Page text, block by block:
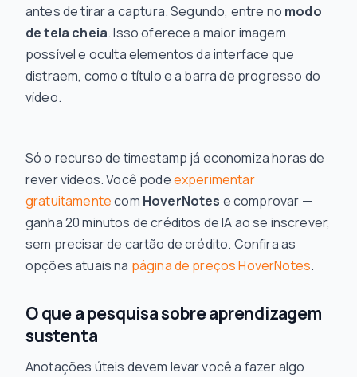
antesde tirar a captura. Segundo, entre no modo
de tela cheia. Isso oferece a maior imagem
possível e oculta elementos da interface que
distraem, como o título e a barra de progresso do
vídeo.
Só o recurso de timestamp já economiza horas de
rever vídeos. Você podeexperimentar
gratuitamentecom HoverNotes e comprovar —
ganha 20 minutos de créditos de IA ao se inscrever,
sem precisar de cartão de crédito. Confira as
opções atuais na página de preços HoverNotes.
O que a pesquisa sobre aprendizagem
sustenta
Anotações úteis devem levar você a fazer algo